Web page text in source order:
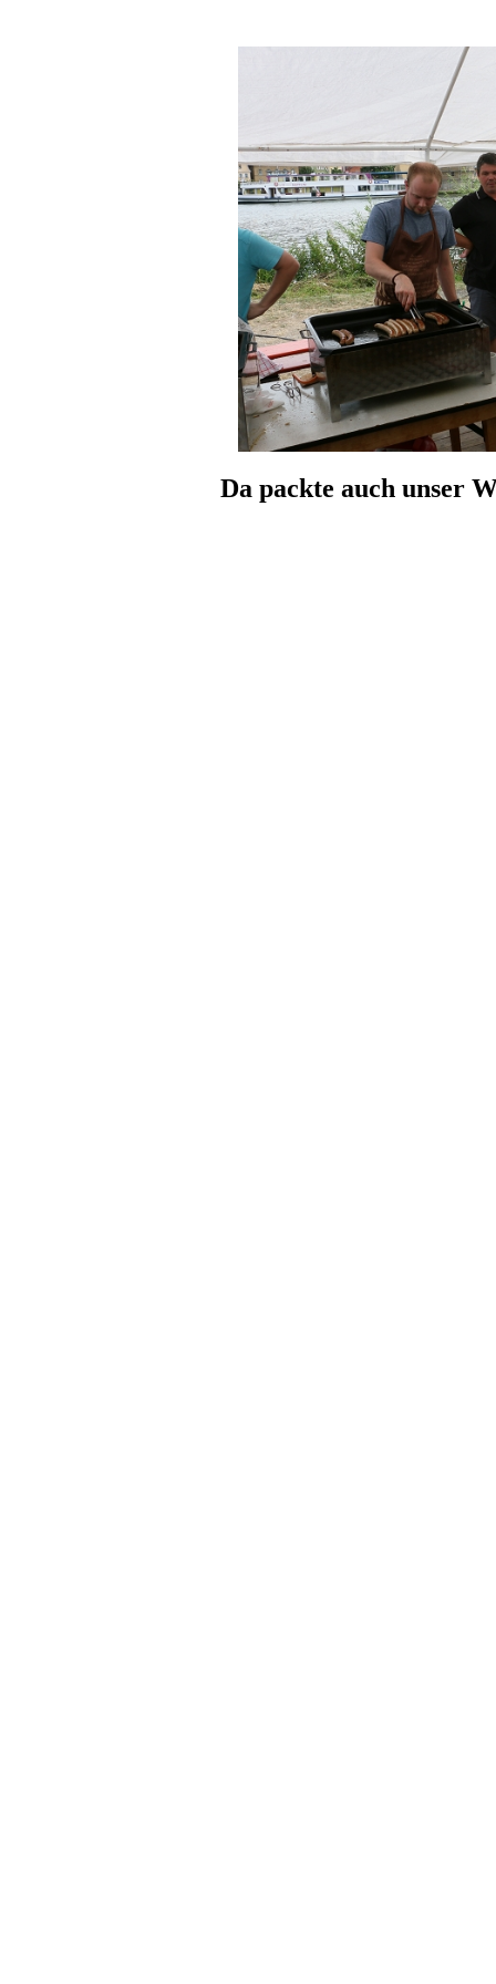
Da packte auch unser